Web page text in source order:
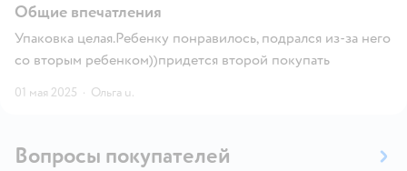
Общие впечатления
Упаковка целая.Ребенку понравилось, подрался из-за него
со вторым ребенком))придется второй покупать
01 мая 2025 · Ольга u.
Вопросы покупателей